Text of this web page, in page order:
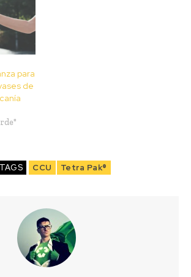
para
de
TAGS CCU Tetra Pak®